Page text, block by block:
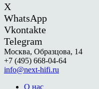
X
WhatsApp
Vkontakte
Telegram
Москва, Образцова, 14
+7 (495) 668-04-64
info@next-hifi.ru
О нас